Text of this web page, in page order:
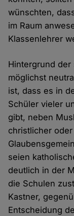
wünschten,
im Raum
Klassenlehrer
Hintergrund
möglichst
ist, dass es in
Schüler vieler
gibt, neben
christlicher
seien
deutlich in der
die Schulen
Kastner,
Entscheidung